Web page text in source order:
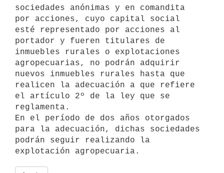
sociedades anónimas y en comandita
por acciones, cuyo capital social
esté representado por acciones al
portador y fueren titulares de
inmuebles rurales o explotaciones
agropecuarias, no podrán adquirir
nuevos inmuebles rurales hasta que
realicen la adecuación a que refiere
el artículo 2º de la ley que se
reglamenta.
En el período de dos años otorgados
para la adecuación, dichas sociedades
podrán seguir realizando la